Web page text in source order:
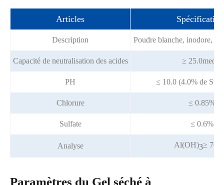
Articles
Description Poudre blanche, inodore,
Capacité de neutralisation des acides ≥ 25.0meq/g
PH ≤ 10.0 (4.0% de
Chlorure ≤ 0.85%
Sulfate ≤ 0.6%
Analyse Al(OH)3≥
Paramètres du Gel séché à